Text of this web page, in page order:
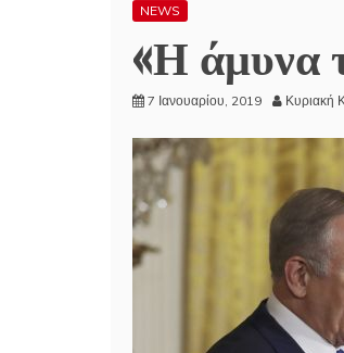
NEWS
«Η άμυνα
7 Ιανουαρίου, 2019 Κυριακή